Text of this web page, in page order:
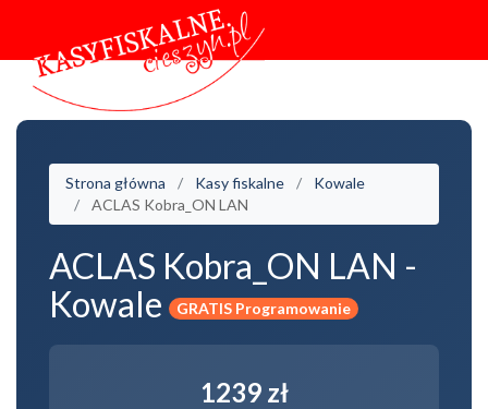
Strona główna Kasy fiskalne
Kowale
ACLAS Kobra_ON LAN
ACLAS Kobra_ON LAN -
Kowale
GRATIS Programowanie
1239 zł